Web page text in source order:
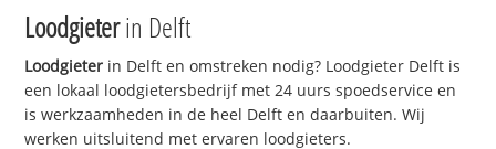
Loodgieterin Delft
Loodgieter in Delft en omstreken nodig? Loodgieter Delft is
een lokaal loodgietersbedrijf met 24 uurs spoedservice en
is werkzaamheden in de heel Delft en daarbuiten. Wij
werken uitsluitend met ervaren loodgieters.